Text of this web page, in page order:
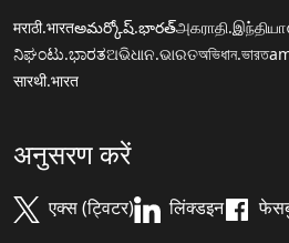
मराठी.भारतఅమర్కోష్.భారత్அகராதி.இந்தியா
ನಿಘಂಟು.ಭಾರತଅଭିଧାନ.ଭାରତঅভিধান.ভারত
सारथी.भारत
अनुसरण करें
एक्स (ट्विटर) लिंक्डइन